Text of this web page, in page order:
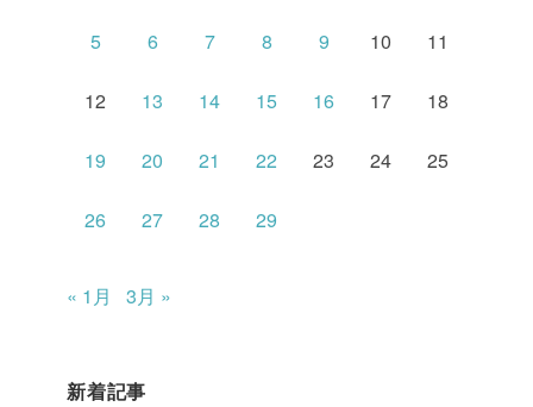
5 6 7 8 9 10 11
12 13 14 15 16 17 18
19 20 21 22 23 24 25
26 27 28 29
« 1月 3月 »
新着記事